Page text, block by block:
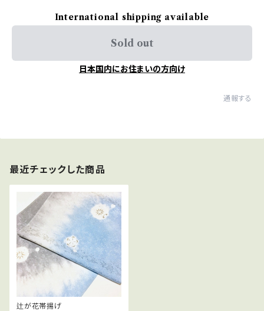
International shipping available
Sold out
日本国内にお住まいの方向け
通報する
最近チェックした商品
辻が花帯揚げ